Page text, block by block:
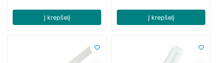
Į krepšelį Į krepšelį